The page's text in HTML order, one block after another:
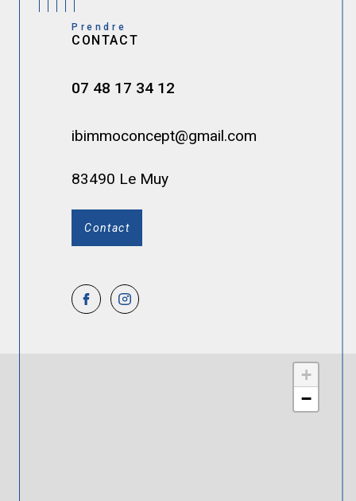
+
−
Prendre
CONTACT
07 48 17 34 12
ibimmoconcept@gmail.com
83490 Le Muy
Contact